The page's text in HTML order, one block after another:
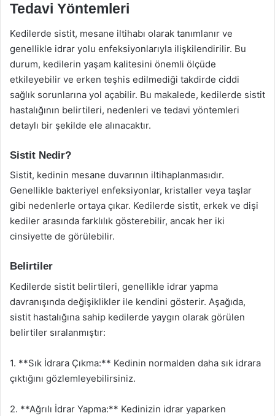
Tedavi Yöntemleri
Kedilerde sistit, mesane iltihabı olarak tanımlanır ve
genellikle idrar yolu enfeksiyonlarıyla ilişkilendirilir. Bu
durum, kedilerin yaşam kalitesini önemli ölçüde
etkileyebilir ve erken teşhis edilmediği takdirde ciddi
sağlık sorunlarına yol açabilir. Bu makalede, kedilerde sistit
hastalığının belirtileri, nedenleri ve tedavi yöntemleri
detaylı bir şekilde ele alınacaktır.
Sistit Nedir?
Sistit, kedinin mesane duvarının iltihaplanmasıdır.
Genellikle bakteriyel enfeksiyonlar, kristaller veya taşlar
gibi nedenlerle ortaya çıkar. Kedilerde sistit, erkek ve dişi
kediler arasında farklılık gösterebilir, ancak her iki
cinsiyette de görülebilir.
Belirtiler
Kedilerde sistit belirtileri, genellikle idrar yapma
davranışında değişiklikler ile kendini gösterir. Aşağıda,
sistit hastalığına sahip kedilerde yaygın olarak görülen
belirtiler sıralanmıştır:
1. **Sık İdrara Çıkma:** Kedinin normalden daha sık idrara
çıktığını gözlemleyebilirsiniz.
2. **Ağrılı İdrar Yapma:** Kedinizin idrar yaparken